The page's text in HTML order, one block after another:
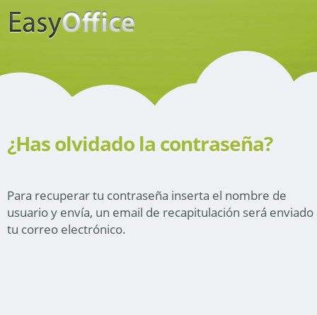
¿Has olvidado la contraseña?
Para recuperar tu contraseña inserta el nombre de
usuario y envía, un email de recapitulación será enviado
tu correo electrónico.